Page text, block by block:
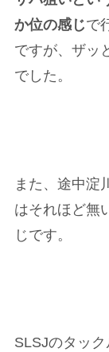
か位の感じで
ですが、ザッ
でした。
また、途中淀
はそれほど無
じです。
SLSJのタック